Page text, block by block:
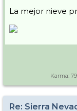
La mejor nieve
Karma: 79
Re: Sierra